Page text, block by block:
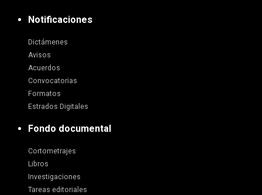
Notificaciones
Dictámenes
Avisos
Acuerdos
Convocatorias
Formatos
Estrados Digitales
Fondo documental
Cortometrajes
Libros
Investigaciones
Tareas editoriales